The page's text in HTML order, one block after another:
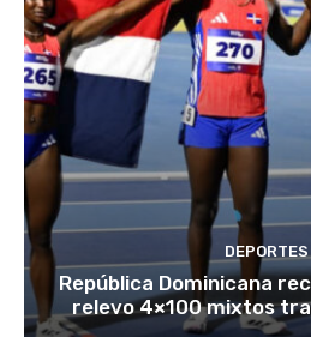
DEPORTES
República Dominicana
relevo 4×100 mixtos